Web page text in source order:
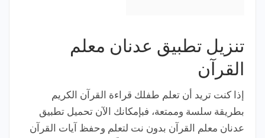
تنزيل تطبيق عدنان معلم
القرآن
إذا كنت تريد أن تعلم طفلك قراءة القرآن الكريم
بطريقة سلسة وممتعة، فبإمكانك الآن تحميل تطبيق
عدنان معلم القرآن بدون نت لتعلم وحفظ آيات القرآن